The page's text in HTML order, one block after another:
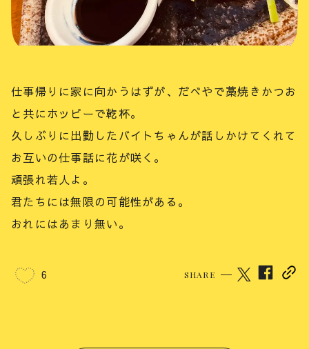
仕事帰りに家に向かうはずが、だべやで藁焼きかつお
と共にホッピーで乾杯。
久しぶりに出勤したバイトちゃんが話しかけてくれて
お互いの仕事話に花が咲く。
頑張れ若人よ。
君たちには無限の可能性がある。
おれにはあまり無い。
6 SHARE